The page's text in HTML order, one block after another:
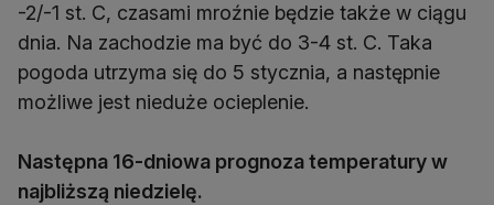
-2/-1 st. C, czasami mroźnie będzie także w ciągu
dnia. Na zachodzie ma być do 3-4 st. C. Taka
pogoda utrzyma się do 5 stycznia, a następnie
możliwe jest nieduże ocieplenie.
Następna 16-dniowa prognoza temperatury w
najbliższą niedzielę.